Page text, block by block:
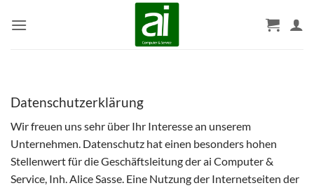
Inhalt
Datenschutzerklärung
Wir freuen uns sehr über Ihr Interesse an unserem
Unternehmen. Datenschutz hat einen besonders hohen
Stellenwert für die Geschäftsleitung der ai Computer &
Service, Inh. Alice Sasse. Eine Nutzung der Internetseiten der